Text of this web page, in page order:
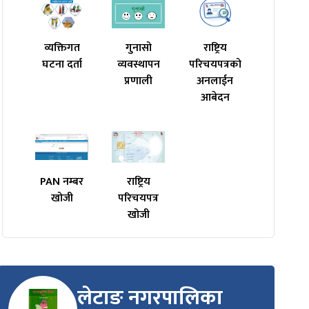
व्यक्तिगत
घटना दर्ता
गुनासो
व्यवस्थापन
प्रणाली
राष्ट्रिय
परिचयपत्रको
अनलाईन
आबेदन
PAN नम्बर
खोजी
राष्ट्रिय
परिचयपत्र
खोजी
लेटाङ नगरपालिका